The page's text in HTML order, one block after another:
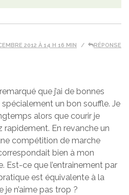
2012 À 14 H 16 MIN RÉPONSE
que j’ai de bonnes
un bon souffle. Je
alors que courir je
rapidement. En revanche un
compétition de marche
bien à mon
Est-ce que l’entrainement par
est équivalente à la
je n’aime pas trop ?